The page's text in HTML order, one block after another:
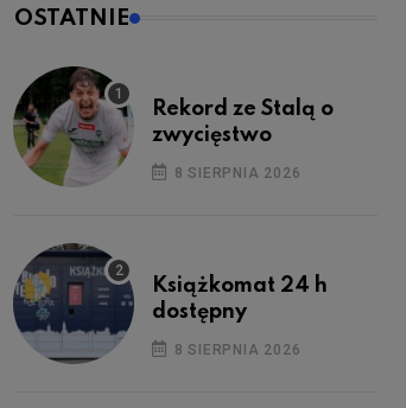
OSTATNIE
Rekord ze Stalą o
zwycięstwo
8 SIERPNIA 2026
Książkomat 24 h
dostępny
8 SIERPNIA 2026